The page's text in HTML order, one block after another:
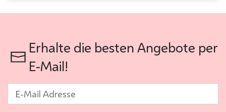
Erhalte die besten Angebote per
E-Mail!
E-Mail *